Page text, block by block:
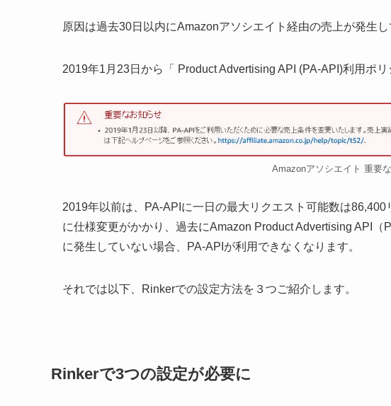
原因は過去30日以内にAmazonアソシエイト経由の売上が発生し
2019年1月23日から「 Product Advertising API (PA-API)利用ポリ
Amazonアソシエイト 重要
2019年以前は、PA-APIに一日の最大リクエスト可能数は
に仕様変更がかかり、過去にAmazon Product Advertising API
に発生していない場合、PA-APIが利用できなくなります。
それでは以下、Rinkerでの設定方法を３つご紹介します。
Rinkerで3つの設定が必要に